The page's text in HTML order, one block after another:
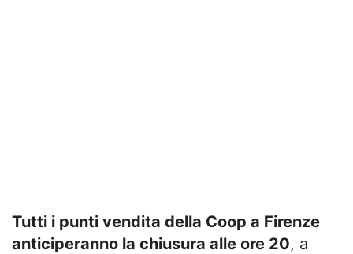
Tutti i punti vendita della Coop a Firenze
anticiperanno la chiusura alle ore 20, a